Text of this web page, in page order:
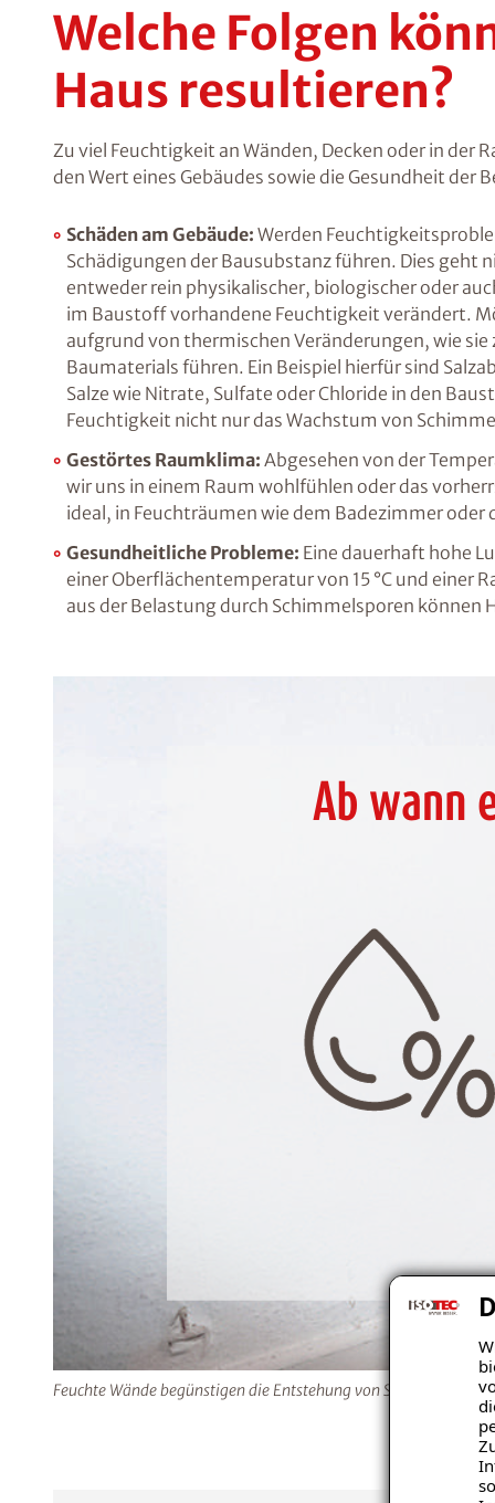
Welche Folgen
Haus resultieren?
Zu viel Feuchtigkeit an Wänden, Decken oder in
den Wert eines Gebäudes sowie die Gesundheit der
Schäden am Gebäude: Werden
Schädigungen der Bausubstanz führen. Dies
entweder rein physikalischer, biologischer oder
im Baustoff vorhandene Feuchtigkeit verändert.
aufgrund von thermischen Veränderungen, wie
Baumaterials führen. Ein Beispiel hierfür sind
Salze wie Nitrate, Sulfate oder Chloride in den
Feuchtigkeit nicht nur das Wachstum von
Gestörtes Raumklima: Abgesehen von der
wir uns in einem Raum wohlfühlen oder das
ideal, in Feuchträumen wie dem Badezimmer oder
Gesundheitliche Probleme: Eine dauerhaft hohe
einer Oberflächentemperatur von 15 °C und einer
aus der Belastung durch Schimmelsporen
Feuchte Wände begünstigen die Entstehung von Schimmel,